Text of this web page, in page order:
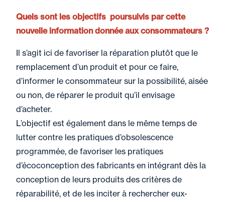
Quels sont les objectifs poursuivis par cette
nouvelle information donnée aux consommateurs ?
Il s’agit ici de favoriser la réparation plutôt que le
remplacement d’un produit et pour ce faire,
d’informer le consommateur sur la possibilité, aisée
ou non, de réparer le produit qu’il envisage
d’acheter.
L’objectif est également dans le même temps de
lutter contre les pratiques d’obsolescence
programmée, de favoriser les pratiques
d’écoconception des fabricants en intégrant dès la
conception de leurs produits des critères de
réparabilité, et de les inciter à rechercher eux-